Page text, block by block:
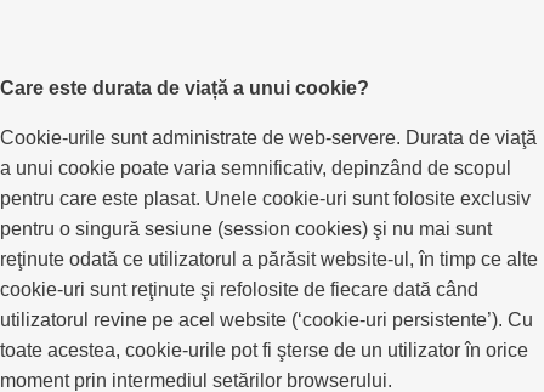
Care este durata de viață a unui cookie?
Cookie-urile sunt administrate de web-servere. Durata de viaţă
a unui cookie poate varia semnificativ, depinzând de scopul
pentru care este plasat. Unele cookie-uri sunt folosite exclusiv
pentru o singură sesiune (session cookies) şi nu mai sunt
reţinute odată ce utilizatorul a părăsit website-ul, în timp ce alte
cookie-uri sunt reţinute şi refolosite de fiecare dată când
utilizatorul revine pe acel website (‘cookie-uri persistente’). Cu
toate acestea, cookie-urile pot fi şterse de un utilizator în orice
moment prin intermediul setărilor browserului.